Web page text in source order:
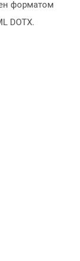
форматом
DOTX.